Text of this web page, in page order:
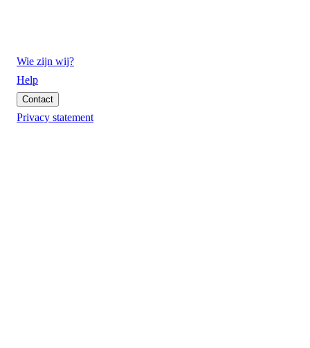
Wie zijn wij?
Help
Contact
Privacy statement